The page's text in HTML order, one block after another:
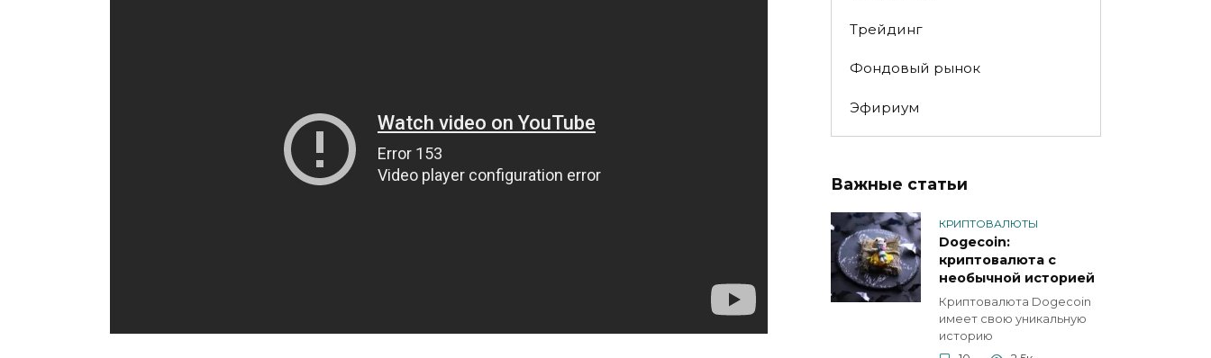
Трейдинг
Фондовый рынок
Эфириум
Важные статьи
КРИПТОВАЛЮТЫ
Dogecoin:
криптовалюта с
необычной историей
Криптовалюта Dogecoin
имеет свою уникальную
историю